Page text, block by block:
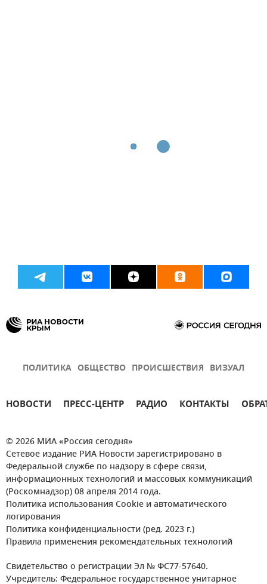
ПОЛИТИКА ОБЩЕСТВО ПРОИСШЕСТВИЯ ВИЗУАЛ
НОВОСТИ ПРЕСС-ЦЕНТР РАДИО КОНТАКТЫ
© 2026 МИА «Россия сегодня»
Сетевое издание РИА Новости зарегистрировано в
Федеральной службе по надзору в сфере связи,
информационных технологий и массовых коммуникаций
(Роскомнадзор) 08 апреля 2014 года.
Политика использования Cookie и автоматического
логирования
Политика конфиденциальности (ред. 2023 г.)
Правила применения рекомендательных технологий
Свидетельство о регистрации Эл № ФС77-57640.
Учредитель: Федеральное государственное унитарное